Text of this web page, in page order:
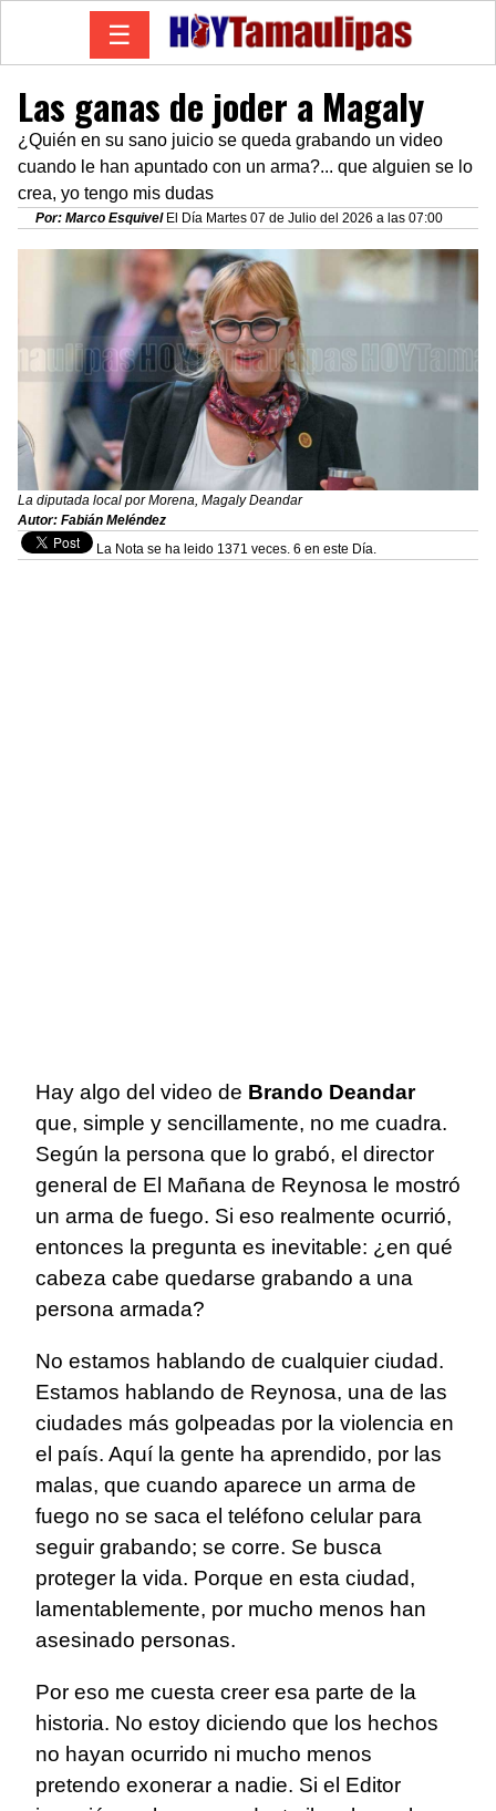
☰
Las ganas de joder a Magaly
¿Quién en su sano juicio se queda grabando un video
cuando le han apuntado con un arma?... que alguien se lo
crea, yo tengo mis dudas
Por: Marco Esquivel El Día Martes 07 de Julio del 2026 a las 07:00
La diputada local por Morena, Magaly Deandar
Autor: Fabián Meléndez
La Nota se ha leido 1371 veces. 6 en este Día.
Hay algo del video de Brando Deandar
que, simple y sencillamente, no me cuadra.
Según la persona que lo grabó, el director
general de El Mañana de Reynosa le mostró
un arma de fuego. Si eso realmente ocurrió,
entonces la pregunta es inevitable: ¿en qué
cabeza cabe quedarse grabando a una
persona armada?
No estamos hablando de cualquier ciudad.
Estamos hablando de Reynosa, una de las
ciudades más golpeadas por la violencia en
el país. Aquí la gente ha aprendido, por las
malas, que cuando aparece un arma de
fuego no se saca el teléfono celular para
seguir grabando; se corre. Se busca
proteger la vida. Porque en esta ciudad,
lamentablemente, por mucho menos han
asesinado personas.
Por eso me cuesta creer esa parte de la
historia. No estoy diciendo que los hechos
no hayan ocurrido ni mucho menos
pretendo exonerar a nadie. Si el Editor